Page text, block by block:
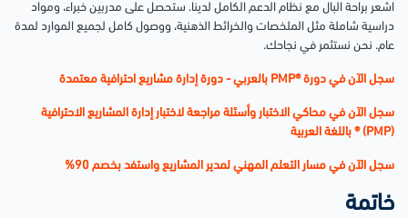
اشعر براحة البال مع نظام الدعم الكامل لدينا. ستحصل على مدربين خبراء، ومواد
دراسية شاملة مثل الملخصات والخرائط الذهنية، ووصول كامل لجميع الموارد لمدة
عام. نحن نستثمر في نجاحك.
سجل الآن في دورة ®PMP بالعربي - دورة إدارة مشاريع احترافية معتمدة
سجل الآن في محاكي الاختبار وأسئلة مراجعة لاختبار إدارة المشاريع الاحترافية
(PMP) ® باللغة العربية
سجل الآن في مسار التعلم المهني لمدير المشاريع واستفد بخصم 90%
خاتمة